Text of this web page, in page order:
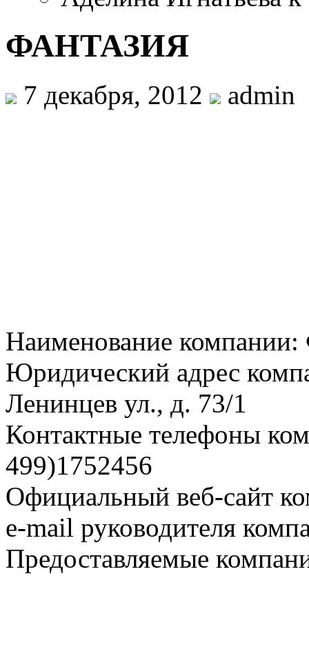
ФАНТАЗИЯ
7 декабря, 2012 admin
Наименование
Юридический адрес
Ленинцев ул., д. 73/1
Контактные телефоны
499)1752456
Официальный веб-сайт
e-mail руководителя
Предоставляемые